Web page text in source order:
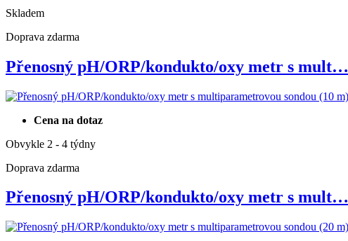
Skladem
Doprava zdarma
Přenosný pH/ORP/kondukto/oxy metr s mult…
Cena na dotaz
Obvykle 2 - 4 týdny
Doprava zdarma
Přenosný pH/ORP/kondukto/oxy metr s mult…